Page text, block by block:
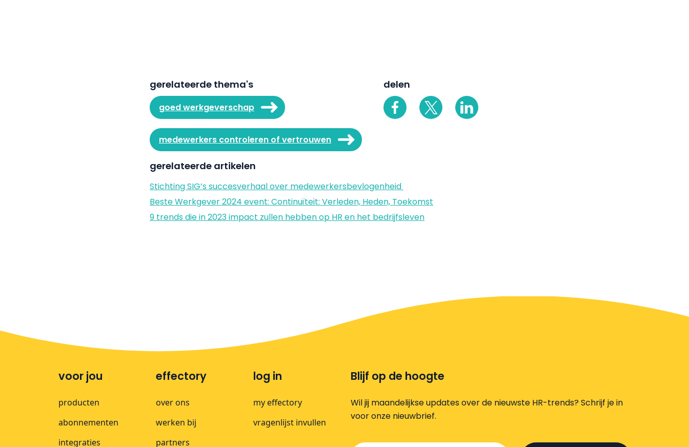
gerelateerde thema's
goed werkgeverschap
medewerkers controleren of vertrouwen
delen
gerelateerde artikelen
Stichting SIG’s succesverhaal over medewerkersbevlogenheid
Beste Werkgever 2024 event: Continuïteit: Verleden, Heden, Toekomst
9 trends die in 2023 impact zullen hebben op HR en het bedrijfsleven
voor jou
producten
abonnementen
integraties
effectory
over ons
werken bij
partners
log in
my effectory
vragenlijst invullen
Blijf op de hoogte
Wil jij maandelijkse updates over de nieuwste HR-trends? Schrijf je in
voor onze nieuwbrief.